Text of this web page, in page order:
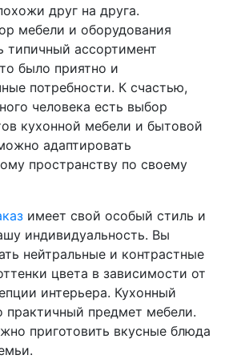
друг на друга.
мебели и оборудования
типичный ассортимент
было приятно и
потребности. К счастью,
человека есть выбор
кухонной мебели и бытовой
адаптировать
пространству по своему
имеет свой особый стиль и
индивидуальность. Вы
нейтральные и контрастные
цвета в зависимости от
интерьера. Кухонный
практичный предмет мебели.
приготовить вкусные блюда